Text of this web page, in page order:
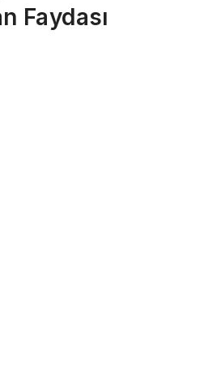
Faydası